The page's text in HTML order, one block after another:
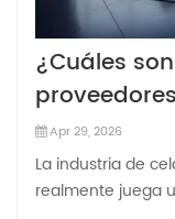
¿Cuáles
membrana
conocer?
Apr 29, 2026
La industria de
realmente juega